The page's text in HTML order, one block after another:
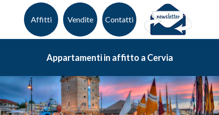
Appartamenti in affitto a Cervia
Affitti Vendite Contatti